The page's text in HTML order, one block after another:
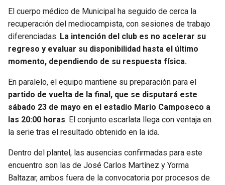
El cuerpo médico de Municipal ha seguido de cerca la
recuperación del mediocampista, con sesiones de trabajo
diferenciadas. La intención del club es no acelerar su
regreso y evaluar su disponibilidad hasta el último
momento, dependiendo de su respuesta física.
En paralelo, el equipo mantiene su preparación para el
partido de vuelta de la final, que se disputará este
sábado 23 de mayo en el estadio Mario Camposeco a
las 20:00 horas. El conjunto escarlata llega con ventaja en
la serie tras el resultado obtenido en la ida.
Dentro del plantel, las ausencias confirmadas para este
encuentro son las de José Carlos Martínez y Yorma
Baltazar, ambos fuera de la convocatoria por procesos de